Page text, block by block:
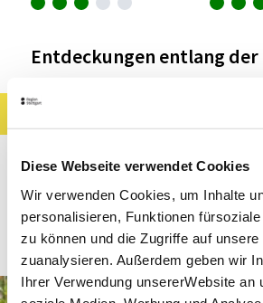
Diese Webseite verwendet Cookies
Wir verwenden Cookies, um Inhalte
personalisieren, Funktionen
zu können und die Zugriffe auf unsere
zuanalysieren. Außerdem geben wir
Ihrer Verwendung unsererWebsite an
Entdeckungen entlang der
Museen & Ausstellungen
Touren
Mutlangen Entfernung